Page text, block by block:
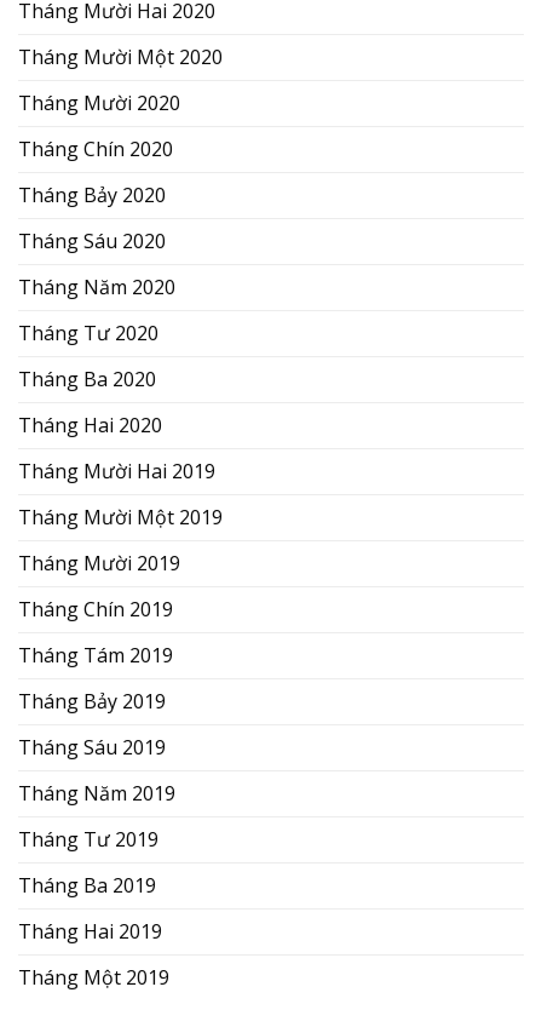
Tháng Mười Hai 2020
Tháng Mười Một 2020
Tháng Mười 2020
Tháng Chín 2020
Tháng Bảy 2020
Tháng Sáu 2020
Tháng Năm 2020
Tháng Tư 2020
Tháng Ba 2020
Tháng Hai 2020
Tháng Mười Hai 2019
Tháng Mười Một 2019
Tháng Mười 2019
Tháng Chín 2019
Tháng Tám 2019
Tháng Bảy 2019
Tháng Sáu 2019
Tháng Năm 2019
Tháng Tư 2019
Tháng Ba 2019
Tháng Hai 2019
Tháng Một 2019